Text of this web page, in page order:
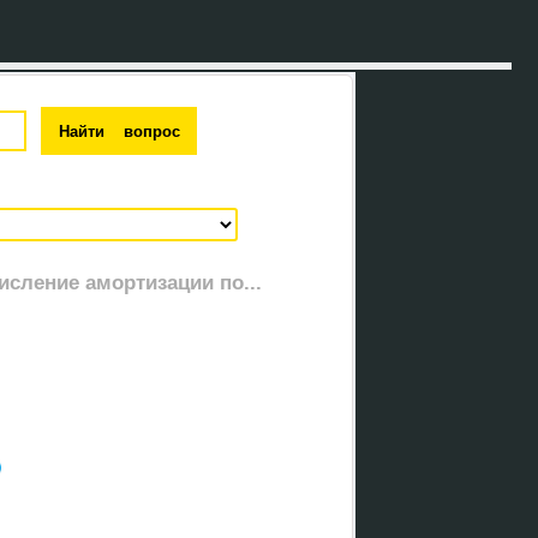
амортизации по...